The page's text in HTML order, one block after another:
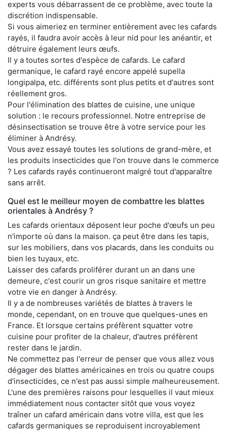
experts vous débarrassent de ce problème, avec toute la
discrétion indispensable.
Si vous aimeriez en terminer entièrement avec les cafards
rayés, il faudra avoir accès à leur nid pour les anéantir, et
détruire également leurs œufs.
Il y a toutes sortes d'espèce de cafards. Le cafard
germanique, le cafard rayé encore appelé supella
longipalpa, etc. différents sont plus petits et d'autres sont
réellement gros.
Pour l'élimination des blattes de cuisine, une unique
solution : le recours professionnel. Notre entreprise de
désinsectisation se trouve être à votre service pour les
éliminer à Andrésy.
Vous avez essayé toutes les solutions de grand-mère, et
les produits insecticides que l'on trouve dans le commerce
? Les cafards rayés continueront malgré tout d'apparaître
sans arrêt.
Quel est le meilleur moyen de combattre les blattes
orientales à Andrésy ?
Les cafards orientaux déposent leur poche d'œufs un peu
n'importe où dans la maison. ça peut être dans les tapis,
sur les mobiliers, dans vos placards, dans les conduits ou
bien les tuyaux, etc.
Laisser des cafards proliférer durant un an dans une
demeure, c'est courir un gros risque sanitaire et mettre
votre vie en danger à Andrésy.
Il y a de nombreuses variétés de blattes à travers le
monde, cependant, on en trouve que quelques-unes en
France. Et lorsque certains préfèrent squatter votre
cuisine pour profiter de la chaleur, d'autres préfèrent
rester dans le jardin.
Ne commettez pas l'erreur de penser que vous allez vous
dégager des blattes américaines en trois ou quatre coups
d'insecticides, ce n'est pas aussi simple malheureusement.
L'une des premières raisons pour lesquelles il vaut mieux
immédiatement nous contacter sitôt que vous voyez
traîner un cafard américain dans votre villa, est que les
cafards germaniques se reproduisent incroyablement